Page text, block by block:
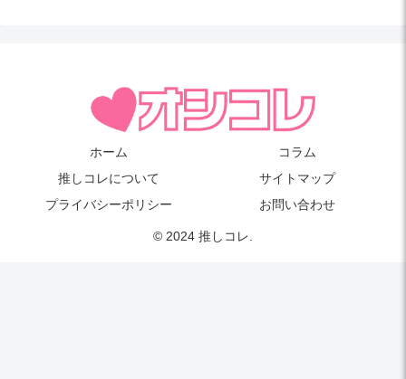
ホーム
コラム
推しコレについて
サイトマップ
プライバシーポリシー
お問い合わせ
© 2024 推しコレ.